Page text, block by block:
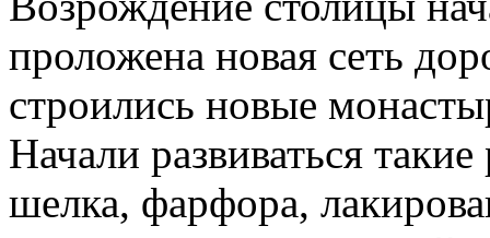
проложена новая сеть
строились новые
Начали развиваться
шелка, фарфора,